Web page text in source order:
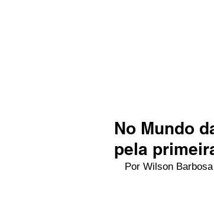
No Mundo
pela
Por Wilson